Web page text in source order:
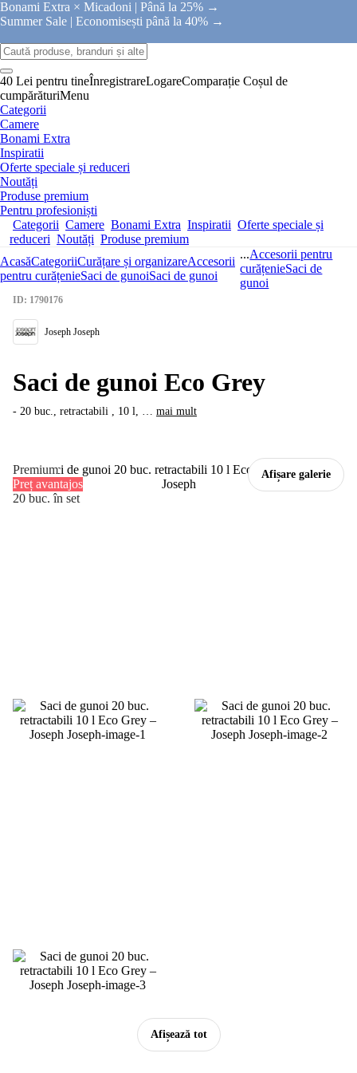
Bonami Extra × Micadoni | Până la 25% →
Summer Sale | Economisești până la 40% →
40 Lei pentru tineÎnregistrareLogareComparație Coșul de
cumpărăturiMenu
Categorii
Camere
Bonami Extra
Inspiratii
Oferte speciale și reduceri
Noutăți
Produse premium
Pentru profesioniști
Categorii Camere Bonami Extra Inspiratii Oferte speciale și
reduceri Noutăți Produse premium
AcasăCategoriiCurățare și organizareAccesorii
pentru curățenieSaci de gunoiSaci de gunoi
...Accesorii pentru
curățenieSaci de
gunoi
Afișare galerie
Afișează tot
Premium
Preț avantajos
20 buc. în set
ID: 1790176
Joseph Joseph
Saci de gunoi Eco Grey
- 20 buc., retractabili , 10 l, … mai mult